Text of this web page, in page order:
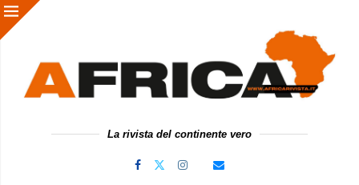
La rivista del continente vero